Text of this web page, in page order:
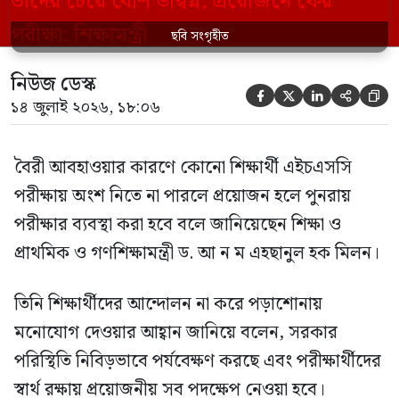
সরকার পরিস্থিতি নিবিড়ভাবে পর্যবেক্ষণ করছে
এবং পরীক্ষার্থীদের স্বার্থ রক্ষায় প্রয়োজনীয় সব
পদক্ষেপ […]
ছবি সংগৃহীত
নিউজ ডেস্ক
১৪ জুলাই ২০২৬, ১৮:০৬     
বৈরী আবহাওয়ার কারণে কোনো শিক্ষার্থী এইচএসসি
পরীক্ষায় অংশ নিতে না পারলে প্রয়োজন হলে পুনরায়
পরীক্ষার ব্যবস্থা করা হবে বলে জানিয়েছেন শিক্ষা ও
প্রাথমিক ও গণশিক্ষামন্ত্রী ড. আ ন ম এহছানুল হক মিলন।
তিনি শিক্ষার্থীদের আন্দোলন না করে পড়াশোনায়
মনোযোগ দেওয়ার আহ্বান জানিয়ে বলেন, সরকার
পরিস্থিতি নিবিড়ভাবে পর্যবেক্ষণ করছে এবং পরীক্ষার্থীদের
স্বার্থ রক্ষায় প্রয়োজনীয় সব পদক্ষেপ নেওয়া হবে।